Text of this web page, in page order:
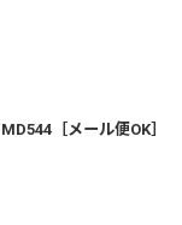
［メール便OK］